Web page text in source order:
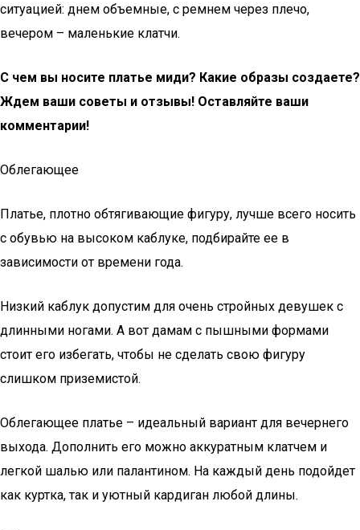
ситуацией: днем объемные, с ремнем через плечо,
вечером – маленькие клатчи.
С чем вы носите платье миди? Какие образы создаете?
Ждем ваши советы и отзывы! Оставляйте ваши
комментарии!
Облегающее
Платье, плотно обтягивающие фигуру, лучше всего носить
с обувью на высоком каблуке, подбирайте ее в
зависимости от времени года.
Низкий каблук допустим для очень стройных девушек с
длинными ногами. А вот дамам с пышными формами
стоит его избегать, чтобы не сделать свою фигуру
слишком приземистой.
Облегающее платье – идеальный вариант для вечернего
выхода. Дополнить его можно аккуратным клатчем и
легкой шалью или палантином. На каждый день подойдет
как куртка, так и уютный кардиган любой длины.